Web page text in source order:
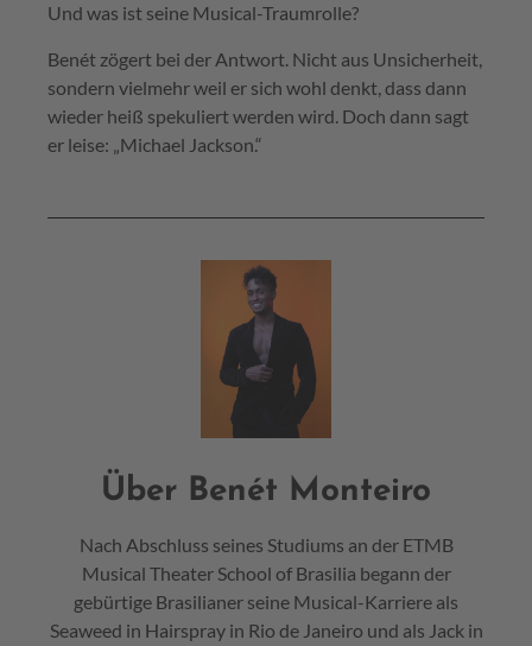
Und was ist seine Musical-Traumrolle?
Benét zögert bei der Antwort. Nicht aus Unsicherheit,
sondern vielmehr weil er sich wohl denkt, dass dann
wieder heiß spekuliert werden wird. Doch dann sagt
er leise: „Michael Jackson.“
Über Benét Monteiro
Nach Abschluss seines Studiums an der ETMB
Musical Theater School of Brasilia begann der
gebürtige Brasilianer seine Musical-Karriere als
Seaweed in Hairspray in Rio de Janeiro und als Jack in